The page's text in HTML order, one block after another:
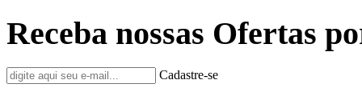
Receba nossas Ofertas
Cadastre-se